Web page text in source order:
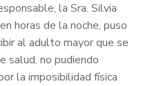
la Sra. Silvia
horas de la noche, puso
al adulto mayor que se
salud, no pudiendo
la imposibilidad física